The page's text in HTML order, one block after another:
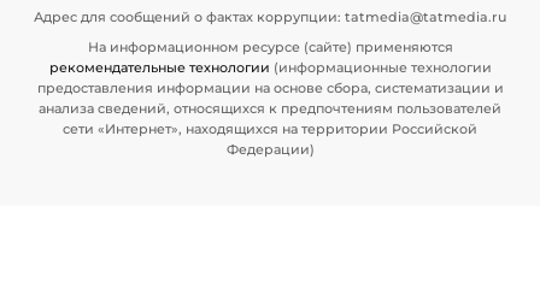
Адрес для сообщений о фактах коррупции: tatmedia@tatmedia.ru
На информационном ресурсе (сайте) применяются
рекомендательные технологии (информационные технологии
предоставления информации на основе сбора, систематизации и
анализа сведений, относящихся к предпочтениям пользователей
сети «Интернет», находящихся на территории Российской
Федерации)